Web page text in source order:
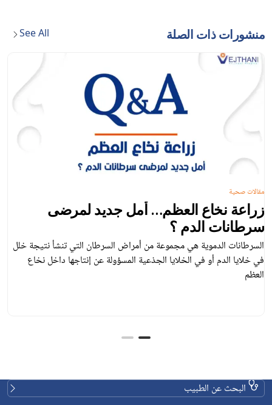
منشورات ذات الصلة See All
زراعة نخاع العظم… أمل جديد لمرضى
سرطانات الدم ؟
السرطانات الدموية هي مجموعة من أمراض السرطان التي تنشأ نتيجة خلل
في خلايا الدم أو في الخلايا الجذعية المسؤولة عن إنتاجها داخل نخاع
العظم
مقالات صحية
البحث عن الطبيب